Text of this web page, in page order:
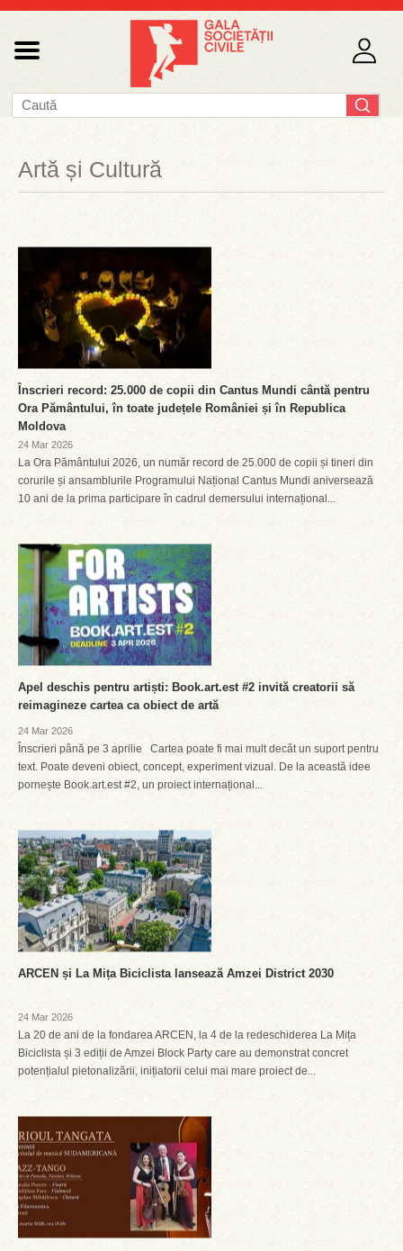
Artă și Cultură
Înscrieri record: 25.000 de copii din Cantus Mundi cântă pentru
Ora Pământului, în toate județele României și în Republica
Moldova
24 Mar 2026
La Ora Pământului 2026, un număr record de 25.000 de copii și tineri din
corurile și ansamblurile Programului Național Cantus Mundi aniversează
10 ani de la prima participare în cadrul demersului internațional...
Apel deschis pentru artiști: Book.art.est #2 invită creatorii să
reimagineze cartea ca obiect de artă
24 Mar 2026
Înscrieri până pe 3 aprilie Cartea poate fi mai mult decât un suport pentru
text. Poate deveni obiect, concept, experiment vizual. De la această idee
pornește Book.art.est #2, un proiect internațional...
ARCEN și La Mița Biciclista lansează Amzei District 2030
24 Mar 2026
La 20 de ani de la fondarea ARCEN, la 4 de la redeschiderea La Mița
Biciclista și 3 ediții de Amzei Block Party care au demonstrat concret
potențialul pietonalizării, inițiatorii celui mai mare proiect de...